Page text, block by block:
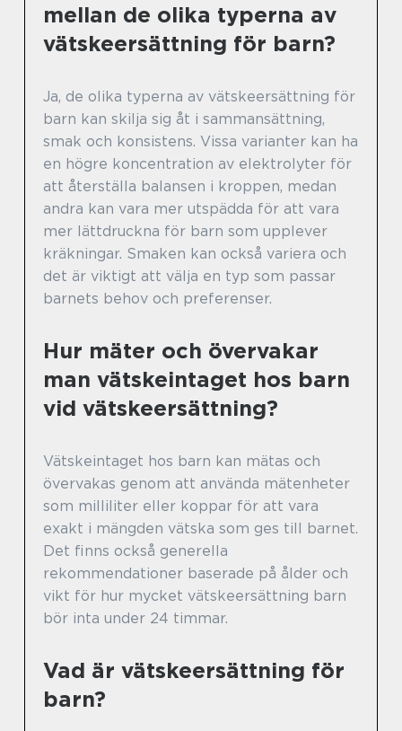
mellan de olika typerna av
vätskeersättning för barn?
Ja, de olika typerna av vätskeersättning för
barn kan skilja sig åt i sammansättning,
smak och konsistens. Vissa varianter kan ha
en högre koncentration av elektrolyter för
att återställa balansen i kroppen, medan
andra kan vara mer utspädda för att vara
mer lättdruckna för barn som upplever
kräkningar. Smaken kan också variera och
det är viktigt att välja en typ som passar
barnets behov och preferenser.
Hur mäter och övervakar
man vätskeintaget hos barn
vid vätskeersättning?
Vätskeintaget hos barn kan mätas och
övervakas genom att använda mätenheter
som milliliter eller koppar för att vara
exakt i mängden vätska som ges till barnet.
Det finns också generella
rekommendationer baserade på ålder och
vikt för hur mycket vätskeersättning barn
bör inta under 24 timmar.
Vad är vätskeersättning för
barn?